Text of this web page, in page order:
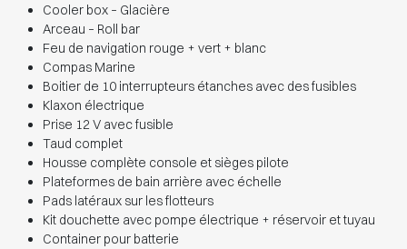
Cooler box – Glacière
Arceau – Roll bar
Feu de navigation rouge + vert + blanc
Compas Marine
Boitier de 10 interrupteurs étanches avec des fusibles
Klaxon électrique
Prise 12 V avec fusible
Taud complet
Housse complète console et sièges pilote
Plateformes de bain arrière avec échelle
Pads latéraux sur les flotteurs
Kit douchette avec pompe électrique + réservoir et tuyau
Container pour batterie